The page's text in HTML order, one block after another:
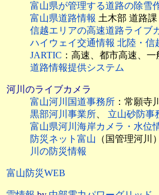
富山県が管理する道路の除雪
富山県道路情報 土木部 道路課
信越エリアの高速道路ライブ
ハイウェイ交通情報 北陸・信
JARTIC ：高速、都市高速、
道路情報提供システム
河川のライブカメラ
富山河川国道事務所 ：常願寺
黒部河川事業所、 立山砂防事
富山県河川海岸カメラ・水位
防災ネット富山 （国管理河川）
川の防災情報
富山防災WEB